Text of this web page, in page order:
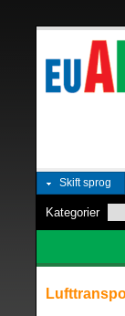
Skift sprog
Kategorier